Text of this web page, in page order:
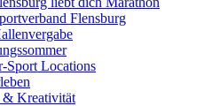
Flensburg
Sport Locations
& Kreativität